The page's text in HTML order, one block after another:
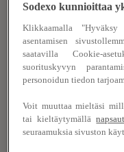
Tilaa
LAPI-talon saunan
tunnelmallinen
viihtyisä ja
rentoutumiseen,
kokoontumisiin.
Sodexo kunnioittaa
Klikkaamalla
asentamisen
saatavilla Cookie-
suorituskyvyn
personoidun tiedon
Voit muuttaa mieltäsi
tai kieltäytymällä
seuraamuksia sivuston